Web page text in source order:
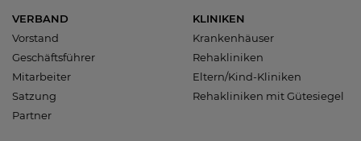
VERBAND
Vorstand
Geschäftsführer
Mitarbeiter
Satzung
Partner
KLINIKEN
Krankenhäuser
Rehakliniken
Eltern/Kind-Kliniken
Rehakliniken mit Gütesiegel